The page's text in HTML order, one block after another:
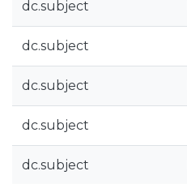
dc.subject
dc.subject
dc.subject
dc.subject
dc.subject